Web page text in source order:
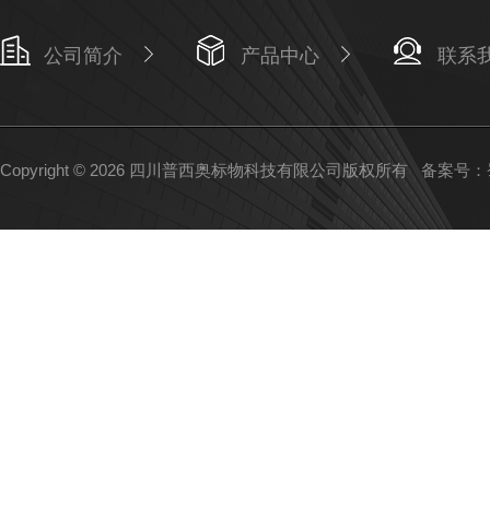
公司简介 产品中心 联系
Copyright © 2026 四川普西奥标物科技有限公司版权所有 备案号：